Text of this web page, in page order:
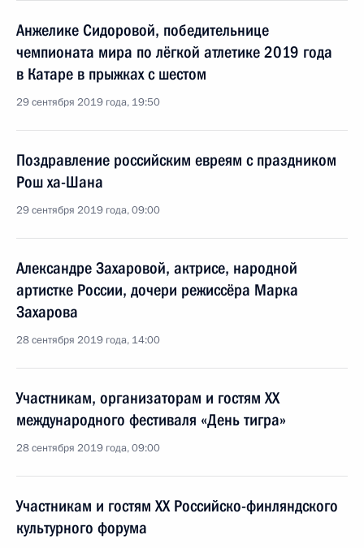
Анжелике Сидоровой, победительнице
чемпионата мира по лёгкой атлетике 2019 года
в Катаре в прыжках с шестом
29 сентября 2019 года, 19:50
Поздравление российским евреям с праздником
Рош ха-Шана
29 сентября 2019 года, 09:00
Александре Захаровой, актрисе, народной
артистке России, дочери режиссёра Марка
Захарова
28 сентября 2019 года, 14:00
Участникам, организаторам и гостям XX
международного фестиваля «День тигра»
28 сентября 2019 года, 09:00
Участникам и гостям XX Российско-финляндского
культурного форума